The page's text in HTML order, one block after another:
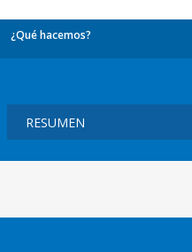
¿Qué hacemos?